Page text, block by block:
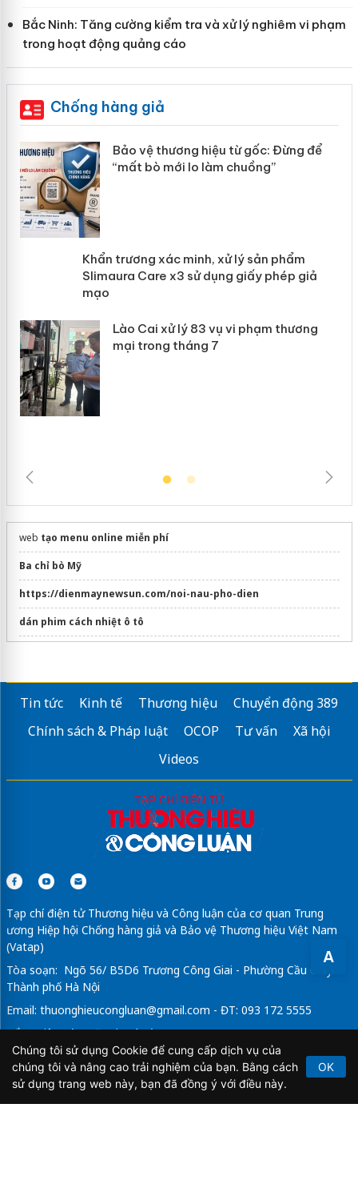
A
Bắc Ninh: Tăng cường kiểm tra và xử lý nghiêm vi phạm
trong hoạt động quảng cáo
Chống hàng giả
Bảo vệ thương hiệu từ gốc: Đừng để
“mất bò mới lo làm chuồng”
Khẩn trương xác minh, xử lý sản phẩm
Slimaura Care x3 sử dụng giấy phép
web tạo menu online miễn phí
Ba chỉ bò Mỹ
https://dienmaynewsun.com/noi-nau-pho-dien
dán phim cách nhiệt ô tô
Tin tức Kinh tế Thương hiệu
Chuyển động 389
Chính sách & Pháp luật
OCOP Tư vấn
Xã hội
Videos
Tạp chí điện tử Thương hiệu và Công luận của cơ quan Trung
ương Hiệp hội Chống hàng giả và Bảo vệ Thương hiệu Việt Nam
(Vatap)
Tòa soạn: Ngõ 56/ B5D6 Trương Công Giai - Phường Cầu Giấy -
Thành phố Hà Nội
Email: thuonghieucongluan@gmail.com - ĐT: 093 172 5555
Tổng Biên Tập: Vũ Đức Thuận
Giấy phép hoạt động báo chí điện tử số 64/GP-BTTTT do Bộ
Thông tin và Truyền thông cấp ngày 21/2/2020.
Chúng tôi sử dụng Cookie để cung cấp dịch vụ của
chúng tôi và nâng cao trải nghiệm của bạn. Bằng cách
sử dụng trang web này, bạn đã đồng ý với điều này.
OK